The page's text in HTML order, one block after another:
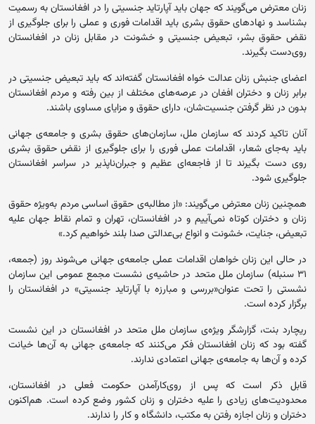
زنان معترض می‌گویند که جهان باید آپارتاید جنسیتی را در افغانستان به رسمیت
بشناسد و نهادهای حقوق بشری باید اقدامات فوری و عملی را برای جلوگیری از
نقض حقوق بشر، تبعیض جنسیتی و خشونت در مقابل زنان در افغانستان
روی‌دست بگیرند.
اعضای جنبش زنان عدالت خواه افغانستان گفته‌اند که باید تبعیض جنسیتی در
برابر زنان و دختران افغان در عرصه‌های مختلف از بین رفته و مردم افغانستان
بدون در نظر گرفتن جنسیت‌شان، دارای حقوق و مزایای مساوی باشند.
آنان تاکید کردند که سازمان ملل، سازمان‌های حقوق بشری و جامعه‌ی جهانی
باید به‌جای شعار، اقدامات عملی فوری را برای جلوگیری از نقض حقوق بشری
روی دست بگیرند تا از فاجعه‌ای عظیم و جبران‌ناپذیر در سراسر افغانستان
جلوگیری شود.
همچنین زنان معترض می‌گویند: «از مطالبه‌ی حقوق اساسی مردم به‌ویژه حقوق
زنان و دختران کوتاه نمی‌آییم و در افغانستان، تهران و تمام نقاط جهان علیه
تبعیض، جنایت، خشونت و انواع بی‌عدالتی صدا بلند خواهیم کرد.»
در حالی این زنان خواهان اقدامات عملی جامعه‌ی جهانی می‌شوند روز (جمعه،
۳۱ سنبله) سازمان ملل متحد در حاشیه‌ی نشست مجمع عمومی این سازمان
نشستی را تحت عنوان«بررسی و مبارزه با آپارتاید جنسیتی» در افغانستان را
برگزار کرده است.
ریچارد بنت، گزارشگر ویژه‌ی سازمان ملل متحد در افغانستان در این نشست
گفته بود که زنان افغانستان فکر می‌کنند که جامعه‌ی جهانی به آن‌ها خیانت
کرده و آن‌ها به جامعه‌ی جهانی اعتمادی ندارند.
قابل ذکر است که پس از روی‌کارآمدن حکومت فعلی در افغانستان،
محدودیت‌های زیادی را علیه دختران و زنان کشور وضع کرده است. هم‌اکنون
دختران و زنان اجازه رفتن به مکتب، دانشگاه و کار را ندارند.